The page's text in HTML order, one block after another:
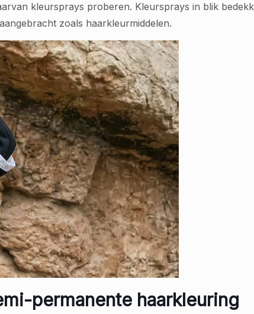
kleursprays proberen. Kleursprays in blik
zoals haarkleurmiddelen.
permanente haarkleuring